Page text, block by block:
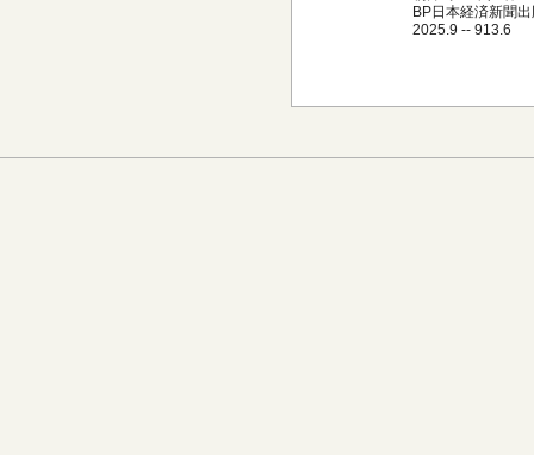
BP日本経済新聞
2025.9 -- 913.6